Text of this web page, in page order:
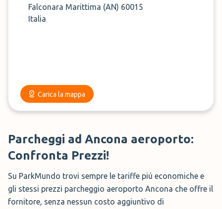
Falconara Marittima (AN) 60015
Italia
Carica la mappa
Parcheggi ad Ancona aeroporto:
Confronta Prezzi!
Su ParkMundo trovi sempre le tariffe piú economiche e
gli stessi prezzi parcheggio aeroporto Ancona che offre il
fornitore, senza nessun costo aggiuntivo di